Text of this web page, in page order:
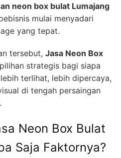
neon box bulat Lumajang
mulai menyadari
yang tepat.
tersebut, Jasa Neon Box
strategis bagi siapa
terlihat, lebih dipercaya,
di tengah persaingan
Neon Box Bulat
Saja Faktornya?